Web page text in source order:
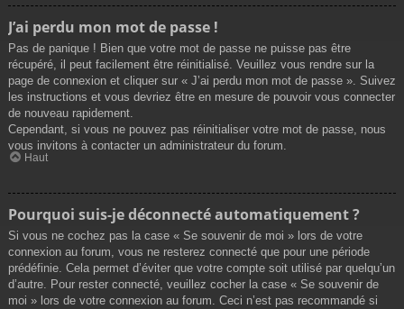
J’ai perdu mon mot de passe !
Pas de panique ! Bien que votre mot de passe ne puisse pas être
récupéré, il peut facilement être réinitialisé. Veuillez vous rendre sur la
page de connexion et cliquer sur « J’ai perdu mon mot de passe ». Suivez
les instructions et vous devriez être en mesure de pouvoir vous connecter
de nouveau rapidement.
Cependant, si vous ne pouvez pas réinitialiser votre mot de passe, nous
vous invitons à contacter un administrateur du forum.
Haut
Pourquoi suis-je déconnecté automatiquement ?
Si vous ne cochez pas la case « Se souvenir de moi » lors de votre
connexion au forum, vous ne resterez connecté que pour une période
prédéfinie. Cela permet d’éviter que votre compte soit utilisé par quelqu’un
d’autre. Pour rester connecté, veuillez cocher la case « Se souvenir de
moi » lors de votre connexion au forum. Ceci n’est pas recommandé si